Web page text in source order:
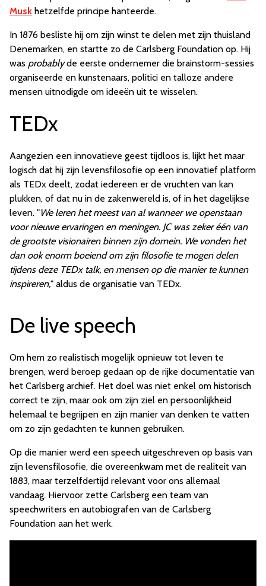
Musk hetzelfde principe hanteerde.
In 1876 besliste hij om zijn winst te delen met zijn thuisland
Denemarken, en startte zo de Carlsberg Foundation op. Hij
was probablyde eerste ondernemer die brainstorm-sessies
organiseerde en kunstenaars, politici en talloze andere
mensen uitnodigde om ideeën uit te wisselen.
TEDx
Aangezien een innovatieve geest tijdloos is, lijkt het maar
logisch dat hij zijn levensfilosofie op een innovatief platform
als TEDx deelt, zodat iedereen er de vruchten van kan
plukken, of dat nu in de zakenwereld is, of in het dagelijkse
leven. "We leren het meest van al wanneer we openstaan
voor nieuwe ervaringen en meningen. JC was zeker één van
de grootste visionairen binnen zijn domein. We vonden het
dan ook enorm boeiend om zijn filosofie te mogen delen
tijdens deze TEDx talk, en mensen op die manier te kunnen
inspireren," aldus de organisatie van TEDx.
De live speech
Om hem zo realistisch mogelijk opnieuw tot leven te
brengen, werd beroep gedaan op de rijke documentatie van
het Carlsberg archief. Het doel was niet enkel om historisch
correct te zijn, maar ook om zijn ziel en persoonlijkheid
helemaal te begrijpen en zijn manier van denken te vatten
om zo zijn gedachten te kunnen gebruiken.
Op die manier werd een speech uitgeschreven op basis van
zijn levensfilosofie, die overeenkwam met de realiteit van
1883, maar terzelfdertijd relevant voor ons allemaal
vandaag. Hiervoor zette Carlsberg een team van
speechwriters en autobiografen van de Carlsberg
Foundation aan het werk.